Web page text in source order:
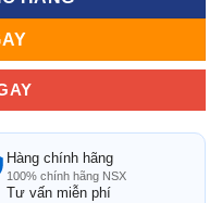
Hàng chính hãng
100% chính hãng NSX
Tư vấn miễn phí